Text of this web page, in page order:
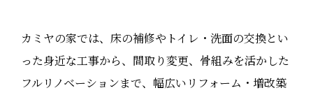
カミヤの家では、床の補修やトイレ・洗面の交換とい
った身近な工事から、間取り変更、骨組みを活かした
フルリノベーションまで、幅広いリフォーム・増改築